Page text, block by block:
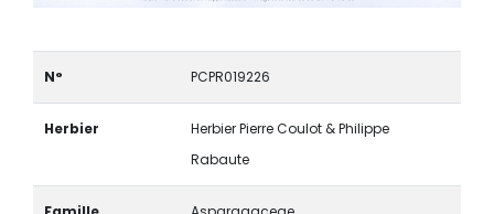
N° PCPR019226
Herbier
Herbier Pierre Coulot & Philippe
Rabaute